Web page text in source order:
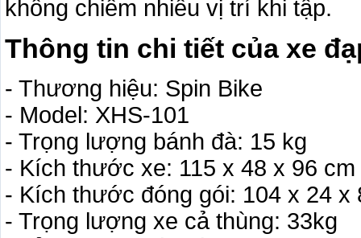
không chiếm nhiều vị trí khi tập.
Thông tin chi tiết của xe
- Thương hiệu: Spin Bike
- Model: XHS-101
- Trọng lượng bánh đà: 15 kg
- Kích thước xe: 115 x 48 x 96 cm
- Kích thước đóng gói: 104 x 24 x
- Trọng lượng xe cả thùng: 33kg